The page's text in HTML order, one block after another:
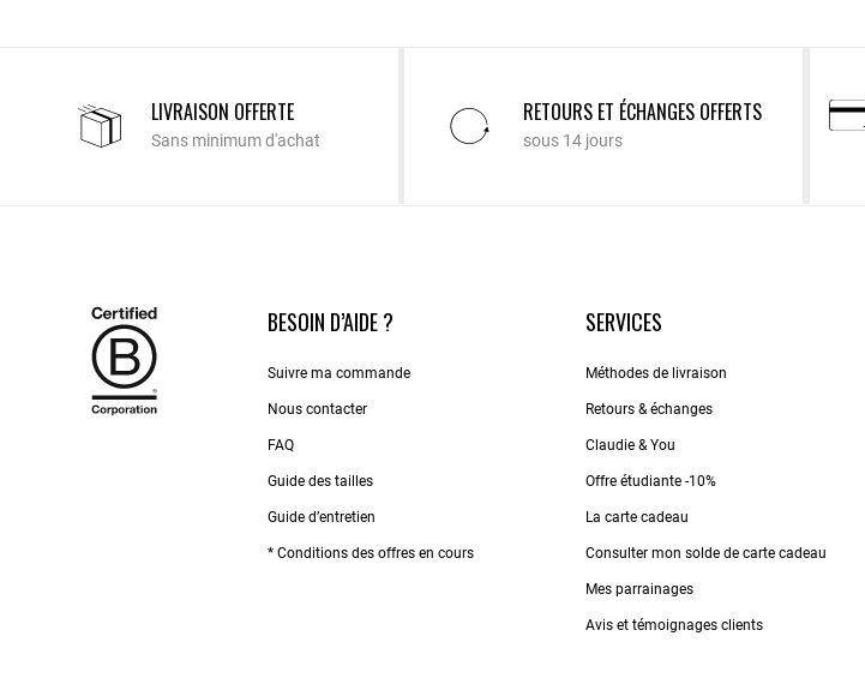
LIVRAISON OFFERTE
Sans minimum d'achat
RETOURS ET ÉCHANGES OFFERTS
sous 14 jours
BESOIN D’AIDE ?
Suivre ma commande
Nous contacter
FAQ
Guide des tailles
Guide d’entretien
* Conditions des offres en cours
SERVICES
Méthodes de livraison
Retours & échanges
Claudie & You
Offre étudiante -10%
La carte cadeau
Consulter mon solde de carte cadeau
Mes parrainages
Avis et témoignages clients